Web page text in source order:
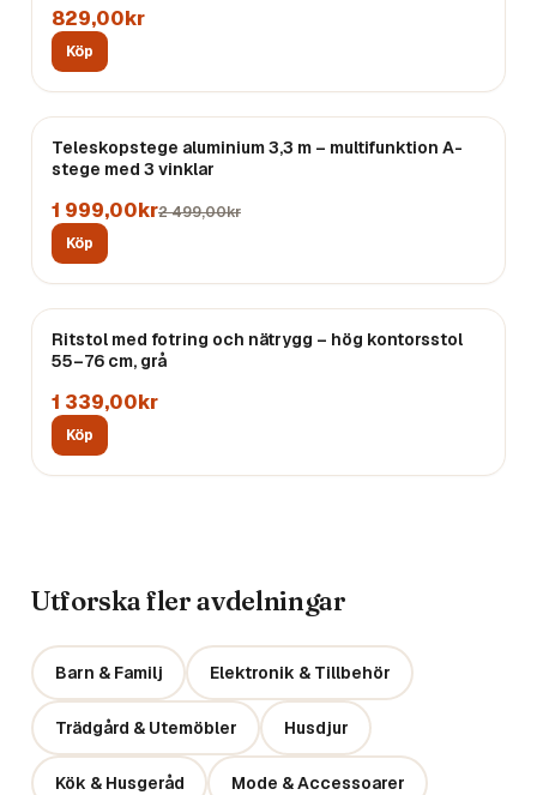
829,00kr
Köp
REA
Endast1kvar
Teleskopstege aluminium 3,3 m – multifunktion A-
stege med 3 vinklar
1 999,00kr2 499,00kr
Köp
Ritstol med fotring och nätrygg – hög kontorsstol
55–76 cm, grå
1 339,00kr
Köp
Utforska fler avdelningar
Barn & Familj Elektronik & Tillbehör
Trädgård & Utemöbler Husdjur
Kök & Husgeråd Mode & Accessoarer